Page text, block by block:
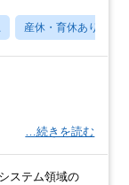
産休・育休あり
…続きを読む
ステム領域の